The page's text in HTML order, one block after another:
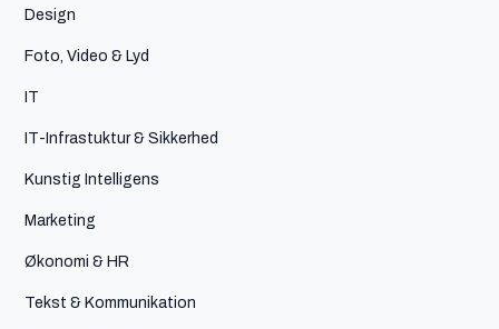
Design
Foto, Video & Lyd
IT
IT-Infrastuktur & Sikkerhed
Kunstig Intelligens
Marketing
Økonomi & HR
Tekst & Kommunikation